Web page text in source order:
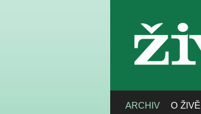
ARCHIV O ŽIVĚ